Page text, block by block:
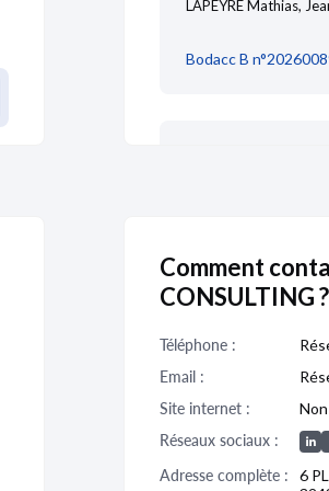
LAPEYRE Mathias,
Bodacc B
SMART ELEVATE
Société par actions
943 425 199 R.C.S.
Aux termes d'un
date du 1er mars
Comment
CONSULTING ?
Téléphone :
Email :
Site internet :
Réseaux sociaux :
Adresse complète :
6